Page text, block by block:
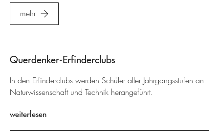
mehr
Querdenker-Erfinderclubs
In den Erfinderclubs werden Schüler aller Jahrgangsstufen an
Naturwissenschaft und Technik herangeführt.
weiterlesen